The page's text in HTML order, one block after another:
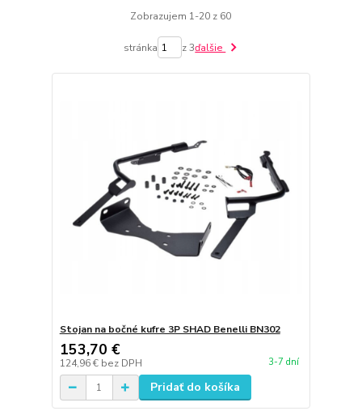
Zobrazujem 1-20 z 60
stránka z 3ďalšie
Stojan na bočné kufre 3P SHAD Benelli BN302
153,70 €
124,96 € bez DPH 3-7 dní
Pridať do košíka